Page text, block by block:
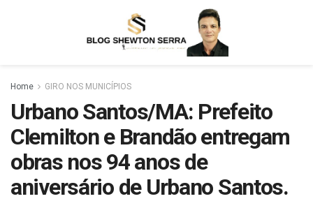
Home GIRO NOS MUNICÍPIOS
Urbano Santos/MA: Prefeito
Clemilton e Brandão entregam
obras nos 94 anos de
aniversário de Urbano Santos.